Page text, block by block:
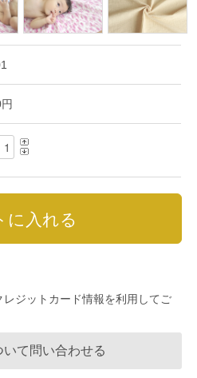
ジットカード情報を利用してご
いて問い合わせる